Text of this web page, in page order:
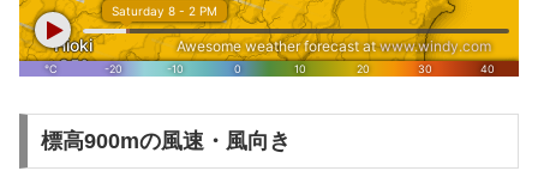
標高900mの風速・風向き